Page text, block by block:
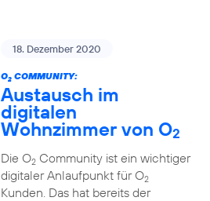
18. Dezember 2020
O2COMMUNITY:
Austausch im
digitalen
Wohnzimmer von O2
Die O2Community ist ein wichtiger
digitaler Anlaufpunkt für O2
Kunden. Das hat bereits der